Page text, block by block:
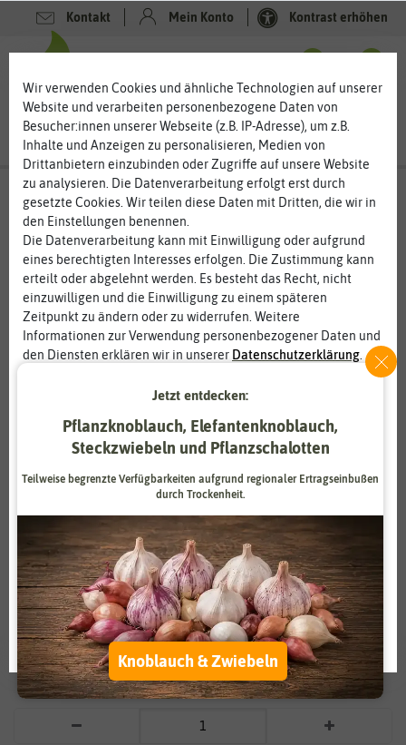
Kontakt Mein Konto Kontrast erhöhen
Vergrößern durch
berühren
Tagetes Niedrige gefüllte Mischung
1,39 €
*
* inkl. 7% MwSt. zzgl.
Wir verwenden Cookies und ähnliche Technologien auf unserer
Website und verarbeiten personenbezogene Daten von
Besucher:innen unserer Webseite (z.B. IP-Adresse), um z.B.
Inhalte und Anzeigen zu personalisieren, Medien von
Drittanbietern einzubinden oder Zugriffe auf unsere Website
zu analysieren. Die Datenverarbeitung erfolgt erst durch
gesetzte Cookies. Wir teilen diese Daten mit Dritten, die wir in
den Einstellungen benennen.
Die Datenverarbeitung kann mit Einwilligung oder aufgrund
eines berechtigten Interesses erfolgen. Die Zustimmung kann
erteilt oder abgelehnt werden. Es besteht das Recht, nicht
einzuwilligen und die Einwilligung zu einem späteren
Zeitpunkt zu ändern oder zu widerrufen. Weitere
Informationen zur Verwendung personenbezogener Daten und
den Diensten erklären wir in unserer Daten­schutz­erklärung
Statistik
Zahlungsdienstleister Marketing
Alle akzeptieren
Alle ablehnen
Auswahl akzeptieren
Jetzt entdecken:
Pflanzknoblauch, Elefantenknoblauch,
Steckzwiebeln und Pflanzschalotten
Teilweise begrenzte Verfügbarkeiten aufgrund regionaler Ertragseinbußen
durch Trockenheit.
Knoblauch & Zwiebeln